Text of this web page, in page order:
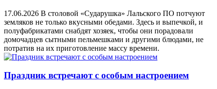
17.06.2026 В столовой «Сударушка» Лальского ПО потчуют
земляков не только вкусными обедами. Здесь и выпечкой, и
полуфабрикатами снабдят хозяек, чтобы они порадовали
домочадцев сытными пельмешками и другими блюдами, не
потратив на их приготовление массу времени.
Праздник встречают с особым настроением